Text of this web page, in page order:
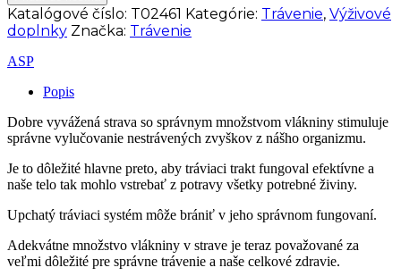
Psyllium
150
g
Katalógové číslo: T02461 Kategórie: Trávenie, Výživové
doplnky Značka: Trávenie
ASP
Popis
Dobre vyvážená strava so správnym množstvom vlákniny stimuluje
správne vylučovanie nestrávených zvyškov z nášho organizmu.
Je to dôležité hlavne preto, aby tráviaci trakt fungoval efektívne a
naše telo tak mohlo vstrebať z potravy všetky potrebné živiny.
Upchatý tráviaci systém môže brániť v jeho správnom fungovaní.
Adekvátne množstvo vlákniny v strave je teraz považované za
veľmi dôležité pre správne trávenie a naše celkové zdravie.